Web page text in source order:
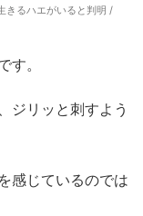
きるハエがいると判明 /
す。
ジリッと刺すよう
感じているのでは